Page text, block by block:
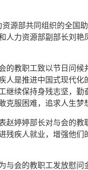
资源部共同组织的全国
人力资源部副部长刘
的教职工致以节日问
人是推进中国式现代
继续保持身残志坚，
克服困难，追求人生
赵婷婷部长对与会的
残疾人就业，增强他
与会的教职工发放慰问